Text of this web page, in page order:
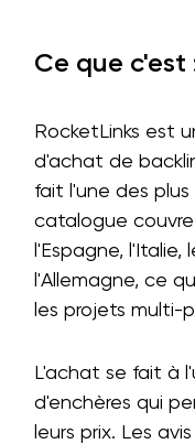
Ce que c'est
RocketLinks est
d'achat de
fait l'une des
catalogue couvre
l'Espagne, l'Italie,
l'Allemagne, ce
les projets multi-
L'achat se fait à
d'enchères qui
leurs prix. Les